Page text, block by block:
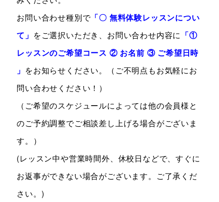
お問い合わせ種別で「〇 無料体験レッスンについ
て 」 をご選択いただき、お問い合わせ内容に 「①
レッスンのご希望コース ② お名前 ③ ご希望日時
」 をお知らせください。（ご不明点もお気軽にお
問い合わせください！）
（ご希望のスケジュールによっては他の会員様と
のご予約調整でご相談差し上げる場合がございま
す。）
(レッスン中や営業時間外、休校日などで、すぐに
お返事ができない場合がございます。ご了承くだ
さい。)